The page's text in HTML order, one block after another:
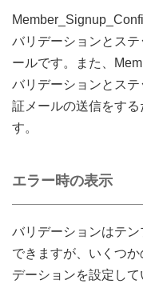
バリデーションとス
ールです。また、
バリデーションとス
証メールの送信をす
す。
エラー時の表示
バリデーションはテ
できますが、いくつ
デーションを設定し